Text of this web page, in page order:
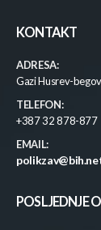
KONTAKT
ADRESA:
Gazi Husrev-
TELEFON:
+387 32 878-877
EMAIL:
POSLJEDNJE